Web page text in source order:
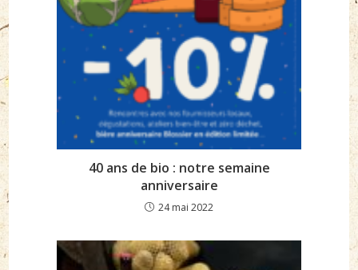
40 ans de bio : notre semaine
anniversaire
24 mai 2022